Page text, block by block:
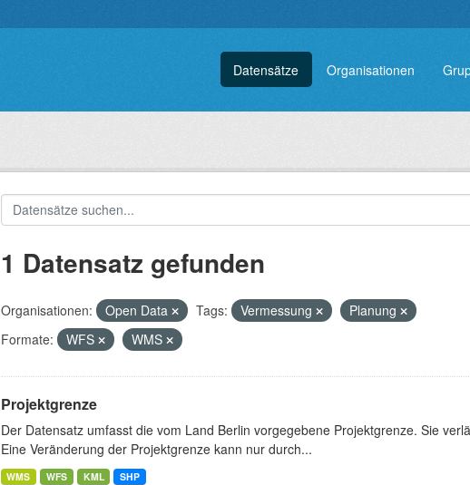
Datensätze Organisationen
1 Datensatz gefunden
Organisationen: Open Data Tags: Vermessung
Planung
Formate:
WFS WMS
Projektgrenze
Der Datensatz umfasst die vom Land Berlin vorgegebene Projektgrenze. Sie
Eine Veränderung der Projektgrenze kann nur durch...
WMS WFS KML SHP